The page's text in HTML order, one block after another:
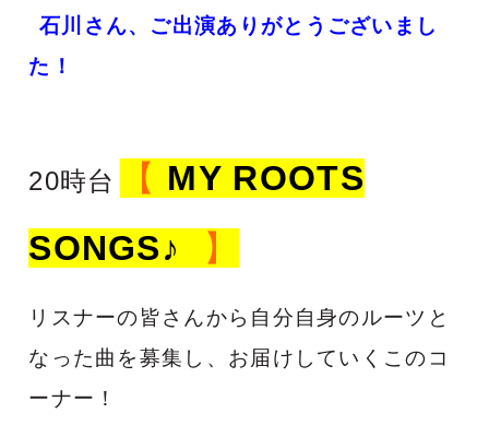
石川さん、ご出演ありがとうございまし
た！
20時台 【 MY ROOTS
SONGS♪
】
リスナーの皆さんから自分自身のルーツと
なった曲を募集し、 お届けしていくこのコ
ーナー！